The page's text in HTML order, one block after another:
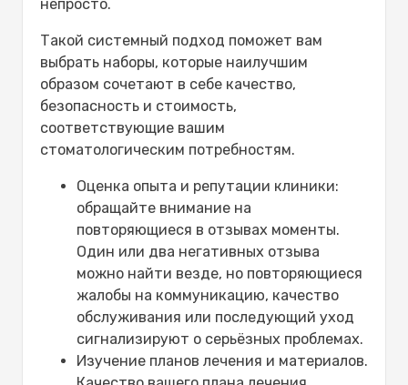
непросто.
Такой системный подход поможет вам
выбрать наборы, которые наилучшим
образом сочетают в себе качество,
безопасность и стоимость,
соответствующие вашим
стоматологическим потребностям.
Оценка опыта и репутации клиники:
обращайте внимание на
повторяющиеся в отзывах моменты.
Один или два негативных отзыва
можно найти везде, но повторяющиеся
жалобы на коммуникацию, качество
обслуживания или последующий уход
сигнализируют о серьёзных проблемах.
Изучение планов лечения и материалов.